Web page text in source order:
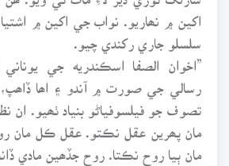
اکين ۾ نھاريو. نواب جي اکين ۾
سلسلو جاري رکندي چيو.
”اخوان الصفا اسڪندريه جي
رسالي جي صورت ۾ آندو ۽ اھا ڏاھپ،
تصوف جو فيلسوفياڻو بنياد ٺھيو. ان
مان پھرين عقل نڪتو. عقل ڪل مان
مان ٻيا روح نڪتا. روح جڏھين مادي